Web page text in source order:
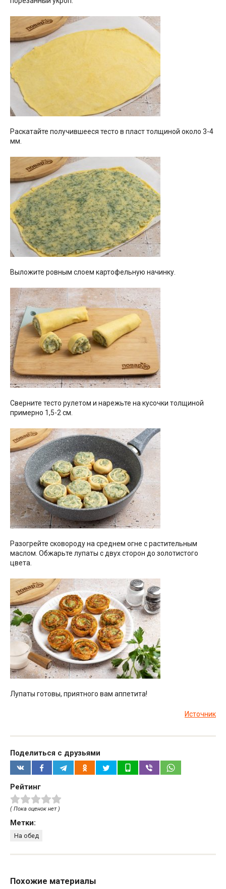
Раскатайте получившееся тесто в пласт толщиной около 3-4
мм.
Выложите ровным слоем картофельную начинку.
Сверните тесто рулетом и нарежьте на кусочки толщиной
примерно 1,5-2 см.
Разогрейте сковороду на среднем огне с растительным
маслом. Обжарьте лупаты с двух сторон до золотистого
цвета.
Лупаты готовы, приятного вам аппетита!
Источник
Поделиться с друзьями
Рейтинг
( Пока оценок нет )
Метки:
На обед
Похожие материалы